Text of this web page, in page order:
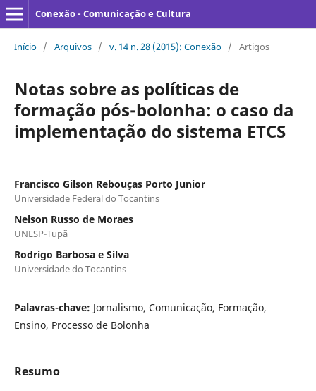
Conexão - Comunicação e Cultura
Início / Arquivos / v. 14 n. 28 (2015): Conexão / Artigos
Notas sobre as políticas de
formação pós-bolonha: o caso da
implementação do sistema ETCS
Francisco Gilson Rebouças Porto Junior
Universidade Federal do Tocantins
Nelson Russo de Moraes
UNESP-Tupã
Rodrigo Barbosa e Silva
Universidade do Tocantins
Palavras-chave: Jornalismo, Comunicação, Formação,
Ensino, Processo de Bolonha
Resumo